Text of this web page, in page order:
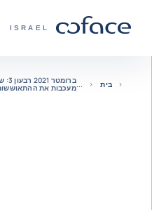
COFACE - אתר הקבוצה
ISRAEL
בחזרה לעמוד הבית
בית מעכבות את